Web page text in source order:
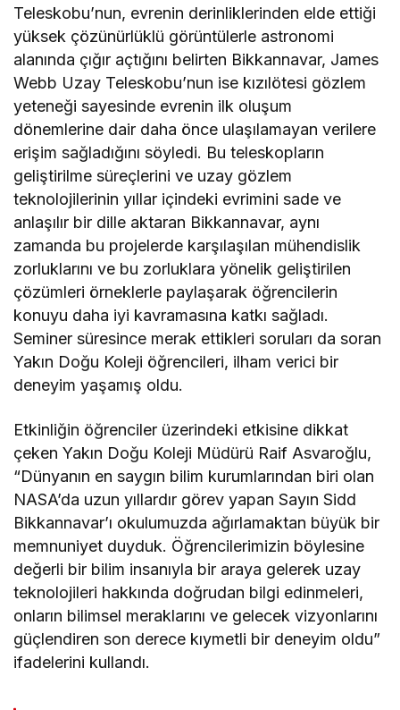
Teleskobu’nun, evrenin derinliklerinden elde ettiği
yüksek çözünürlüklü görüntülerle astronomi
alanında çığır açtığını belirten Bikkannavar, James
Webb Uzay Teleskobu’nun ise kızılötesi gözlem
yeteneği sayesinde evrenin ilk oluşum
dönemlerine dair daha önce ulaşılamayan verilere
erişim sağladığını söyledi. Bu teleskopların
geliştirilme süreçlerini ve uzay gözlem
teknolojilerinin yıllar içindeki evrimini sade ve
anlaşılır bir dille aktaran Bikkannavar, aynı
zamanda bu projelerde karşılaşılan mühendislik
zorluklarını ve bu zorluklara yönelik geliştirilen
çözümleri örneklerle paylaşarak öğrencilerin
konuyu daha iyi kavramasına katkı sağladı.
Seminer süresince merak ettikleri soruları da soran
Yakın Doğu Koleji öğrencileri, ilham verici bir
deneyim yaşamış oldu.
Etkinliğin öğrenciler üzerindeki etkisine dikkat
çeken Yakın Doğu Koleji Müdürü Raif Asvaroğlu,
“Dünyanın en saygın bilim kurumlarından biri olan
NASA’da uzun yıllardır görev yapan Sayın Sidd
Bikkannavar’ı okulumuzda ağırlamaktan büyük bir
memnuniyet duyduk. Öğrencilerimizin böylesine
değerli bir bilim insanıyla bir araya gelerek uzay
teknolojileri hakkında doğrudan bilgi edinmeleri,
onların bilimsel meraklarını ve gelecek vizyonlarını
güçlendiren son derece kıymetli bir deneyim oldu”
ifadelerini kullandı.